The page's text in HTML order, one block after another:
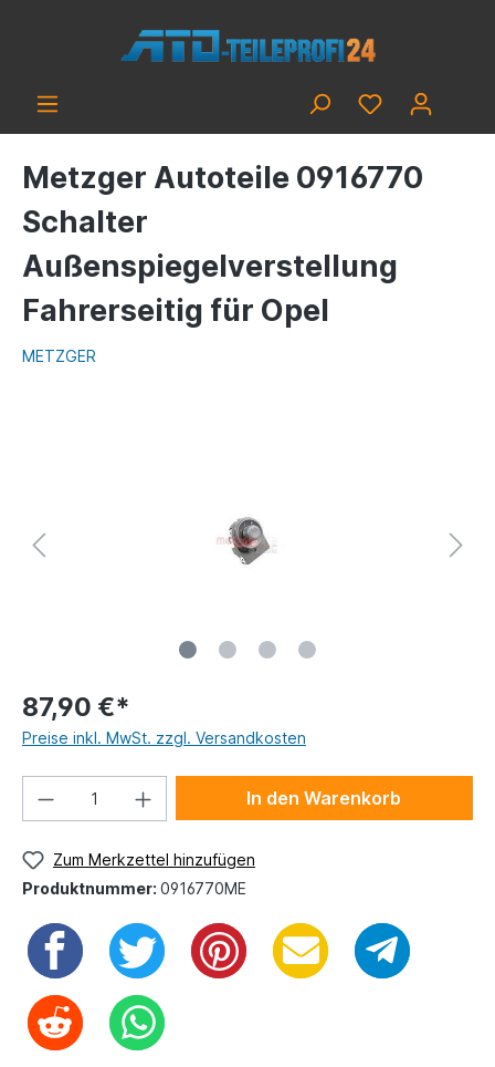
Metzger Autoteile 0916770
Schalter
Außenspiegelverstellung
Fahrerseitig für Opel
METZGER
87,90 €*
Preise inkl. MwSt. zzgl. Versandkosten
In den Warenkorb
Zum Merkzettel hinzufügen
Produktnummer: 0916770ME